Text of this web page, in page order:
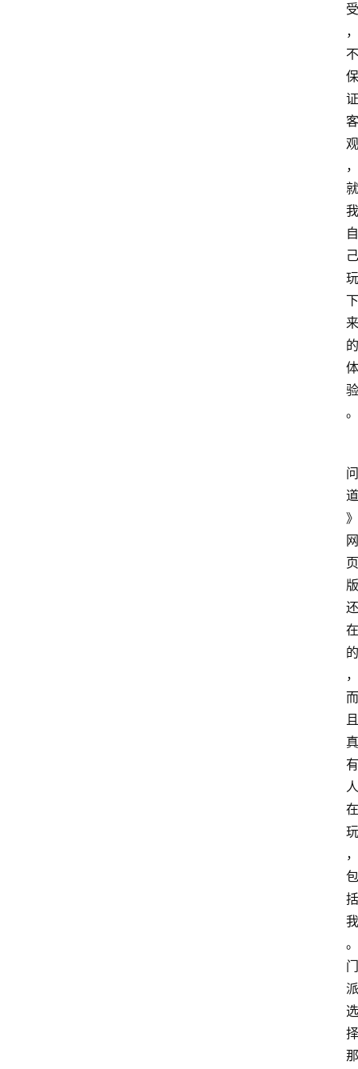
受
，
不
保
证
客
观
，
就
我
自
己
玩
下
来
的
体
验
。
问
道
》
网
页
版
还
在
的
，
而
且
真
有
人
在
玩
，
包
括
我
。
门
派
选
择
那